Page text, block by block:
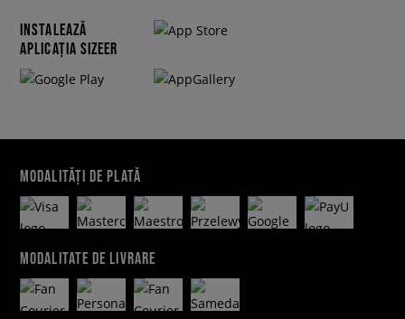
INSTALEAZĂ
APLICAȚIA SIZEER
MODALITĂȚI DE PLATĂ
MODALITATE DE LIVRARE